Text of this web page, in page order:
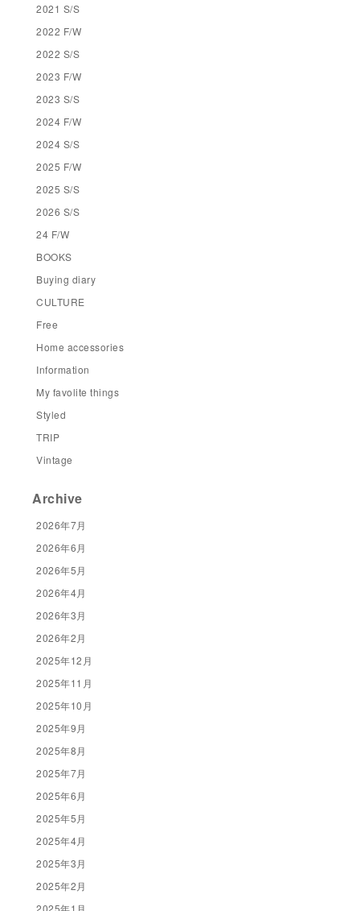
2021 S/S
2022 F/W
2022 S/S
2023 F/W
2023 S/S
2024 F/W
2024 S/S
2025 F/W
2025 S/S
2026 S/S
24 F/W
BOOKS
Buying diary
CULTURE
Free
Home accessories
Information
My favolite things
Styled
TRIP
Vintage
Archive
2026年7月
2026年6月
2026年5月
2026年4月
2026年3月
2026年2月
2025年12月
2025年11月
2025年10月
2025年9月
2025年8月
2025年7月
2025年6月
2025年5月
2025年4月
2025年3月
2025年2月
2025年1月